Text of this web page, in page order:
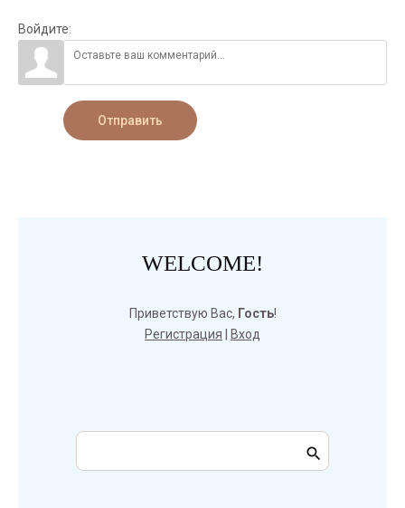
Войдите:
Отправить
WELCOME!
Приветствую Вас, Гость!
Регистрация
Вход